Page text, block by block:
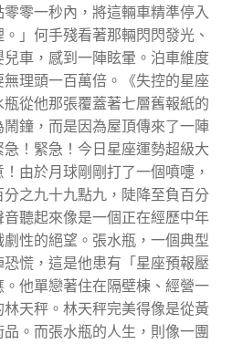
零一秒內，將這輛車精準停入
」何手殘看著那輛閃閃發光、
車，感到一陣眩暈。泊車維度
理頭一百萬倍。《失控的星座
從他那張覆蓋著七層舊報紙的
鐘，而是因為屋頂傳來了一陣
！緊急！今日星座運勢超級大
由於月球剛剛打了一個噴嚏，
之九十九點九，陡降至負百分
聽起來像是一個正在經歷中年
性的絕望。張水瓶，一個典型
慌，這是他患有「星座預報壓
他單戀著住在隔壁棟、經營一
天秤。林天秤完美得像是從黃
。而張水瓶的人生，則像一團